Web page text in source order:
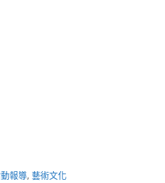
報導, 藝術文化